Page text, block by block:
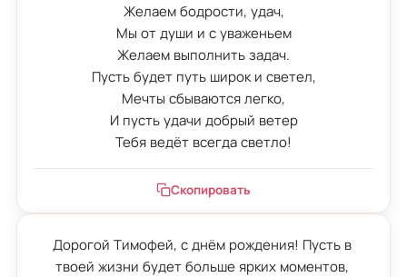
Желаем бодрости, удач,
Мы от души и с уваженьем
Желаем выполнить задач.
Пусть будет путь широк и светел,
Мечты сбываются легко,
И пусть удачи добрый ветер
Тебя ведёт всегда светло!
Скопировать
Дорогой Тимофей, с днём рождения! Пусть в
твоей жизни будет больше ярких моментов,